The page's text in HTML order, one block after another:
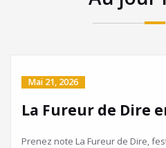
Mai 21, 2026
La Fureur de Dire
Prenez note La Fureur de Dire,